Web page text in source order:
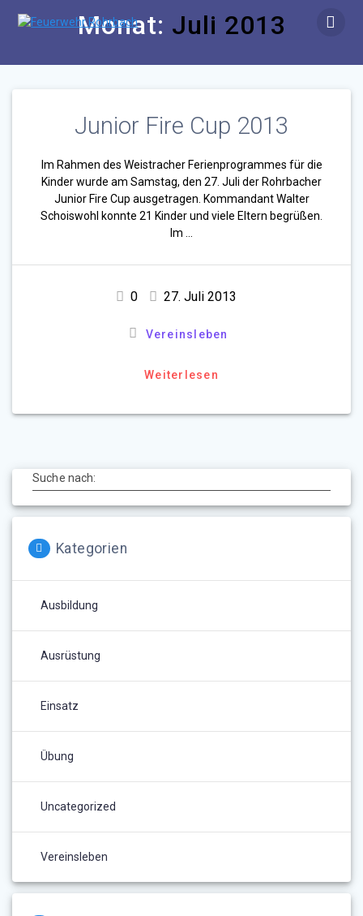
Inhalt
Monat: Juli 2013
Junior Fire Cup 2013
Im Rahmen des Weistracher Ferienprogrammes für die
Kinder wurde am Samstag, den 27. Juli der Rohrbacher
Junior Fire Cup ausgetragen. Kommandant Walter
Schoiswohl konnte 21 Kinder und viele Eltern begrüßen.
Im …
0 27. Juli 2013
Vereinsleben
Weiterlesen
Suche nach:
Kategorien
Ausbildung
Ausrüstung
Einsatz
Übung
Uncategorized
Vereinsleben